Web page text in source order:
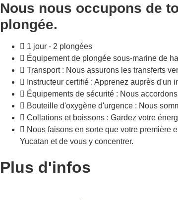
Nous nous occupons de
plongée.
1 jour - 2 plongées
Équipement de plongée sous-marine de
Transport : Nous assurons les transferts
Instructeur certifié : Apprenez auprès d'un
Équipements de sécurité : Nous
Bouteille d'oxygène d'urgence : Nous
Collations et boissons : Gardez votre
Nous faisons en sorte que votre première
Yucatan et de vous y concentrer.
Plus d'infos